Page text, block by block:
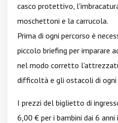
casco protettivo,
moschettoni e la carrucola.
Prima di ogni percorso è
piccolo briefing per imparare
nel modo corretto
difficoltà e gli ostacoli di ogni
I prezzi del biglietto di
6,00 € per i bambini dai 6